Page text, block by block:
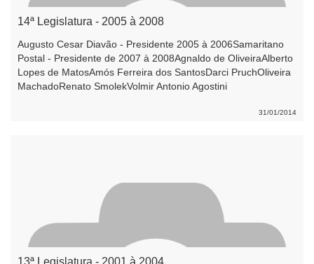
14ª Legislatura - 2005 à 2008
Augusto Cesar Diavão - Presidente 2005 à 2006Samaritano
Postal - Presidente de 2007 à 2008Agnaldo de OliveiraAlberto
Lopes de MatosAmós Ferreira dos SantosDarci PruchOliveira
MachadoRenato SmolekVolmir Antonio Agostini
31/01/2014
13ª Legislatura - 2001 à 2004